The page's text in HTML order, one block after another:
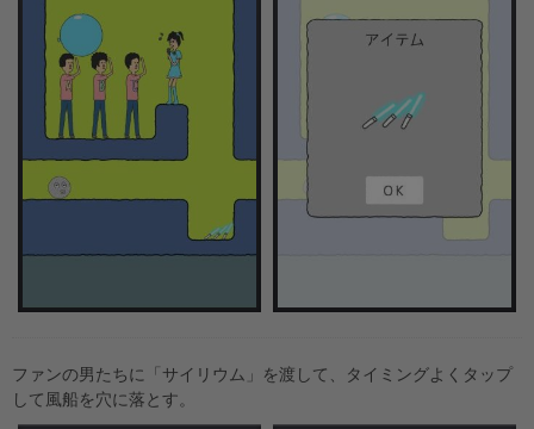
ファンの男たちに「サイリウム」を渡して、タイミングよくタップ
して風船を穴に落とす。